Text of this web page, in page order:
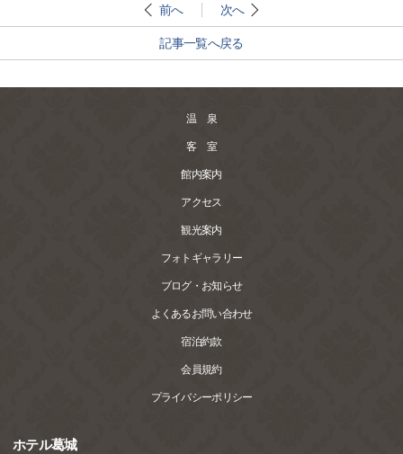
前へ 次へ
記事一覧へ戻る
温 泉
客 室
館内案内
アクセス
観光案内
フォトギャラリー
ブログ・お知らせ
よくあるお問い合わせ
宿泊約款
会員規約
プライバシーポリシー
ホテル葛城